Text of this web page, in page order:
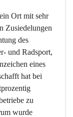
Ort mit sehr
Zusiedelungen
des
und Radsport,
eines
hat bei
zu
wurde